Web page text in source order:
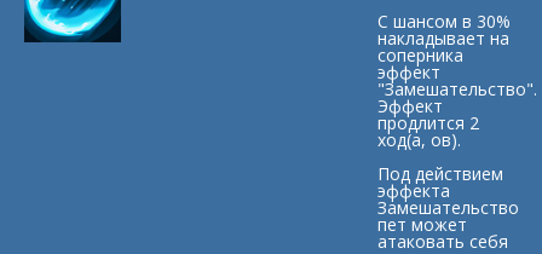
С шансом в 30%
накладывает на
соперника
эффект
"Замешательство".
Эффект
продлится 2
ход(а, ов).
Под действием
эффекта
Замешательство
пет может
атаковать себя